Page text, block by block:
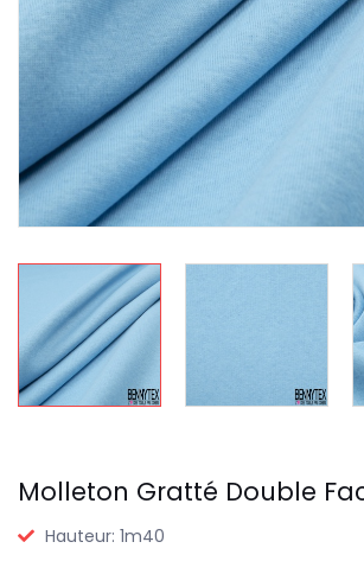
Molleton Gratté Double
Hauteur: 1m40